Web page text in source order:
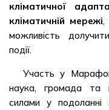
кліматичної
кліматичній мережі,
можливість
події.
Участь у
наука, громада та
силами у подоланні